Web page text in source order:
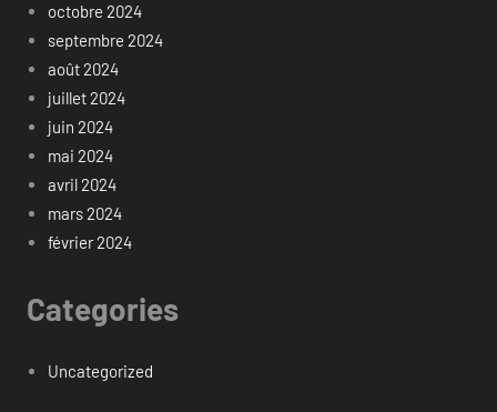
octobre 2024
septembre 2024
août 2024
juillet 2024
juin 2024
mai 2024
avril 2024
mars 2024
février 2024
Categories
Uncategorized